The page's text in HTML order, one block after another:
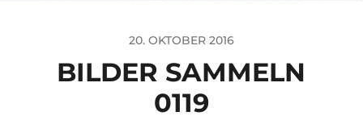
20. OKTOBER 2016
BILDER SAMMELN
0119